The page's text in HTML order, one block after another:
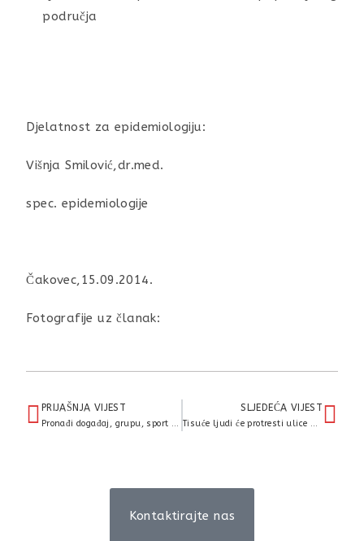
područja
Djelatnost za epidemiologiju:
Višnja Smilović,dr.med.
spec. epidemiologije
Čakovec,15.09.2014.
Fotografije uz članak:
PRIJAŠNJA VIJEST
Pronađi događaj, grupu, sport ili tjelovježbu koja te pokreće!
SLJEDEĆA VIJEST
Tisuće ljudi će protresti ulice diljem Europe
Kontaktirajte nas